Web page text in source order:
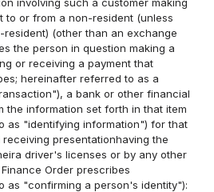
to or from a non-resident (unless
(other than an exchange
the person in question making a
or receiving a payment that
hereinafter referred to as a
a bank or other financial
the information set forth in that item
as "identifying information") for that
presentationhaving the
driver's licenses or by any other
Order prescribes
as "confirming a person's identity"):